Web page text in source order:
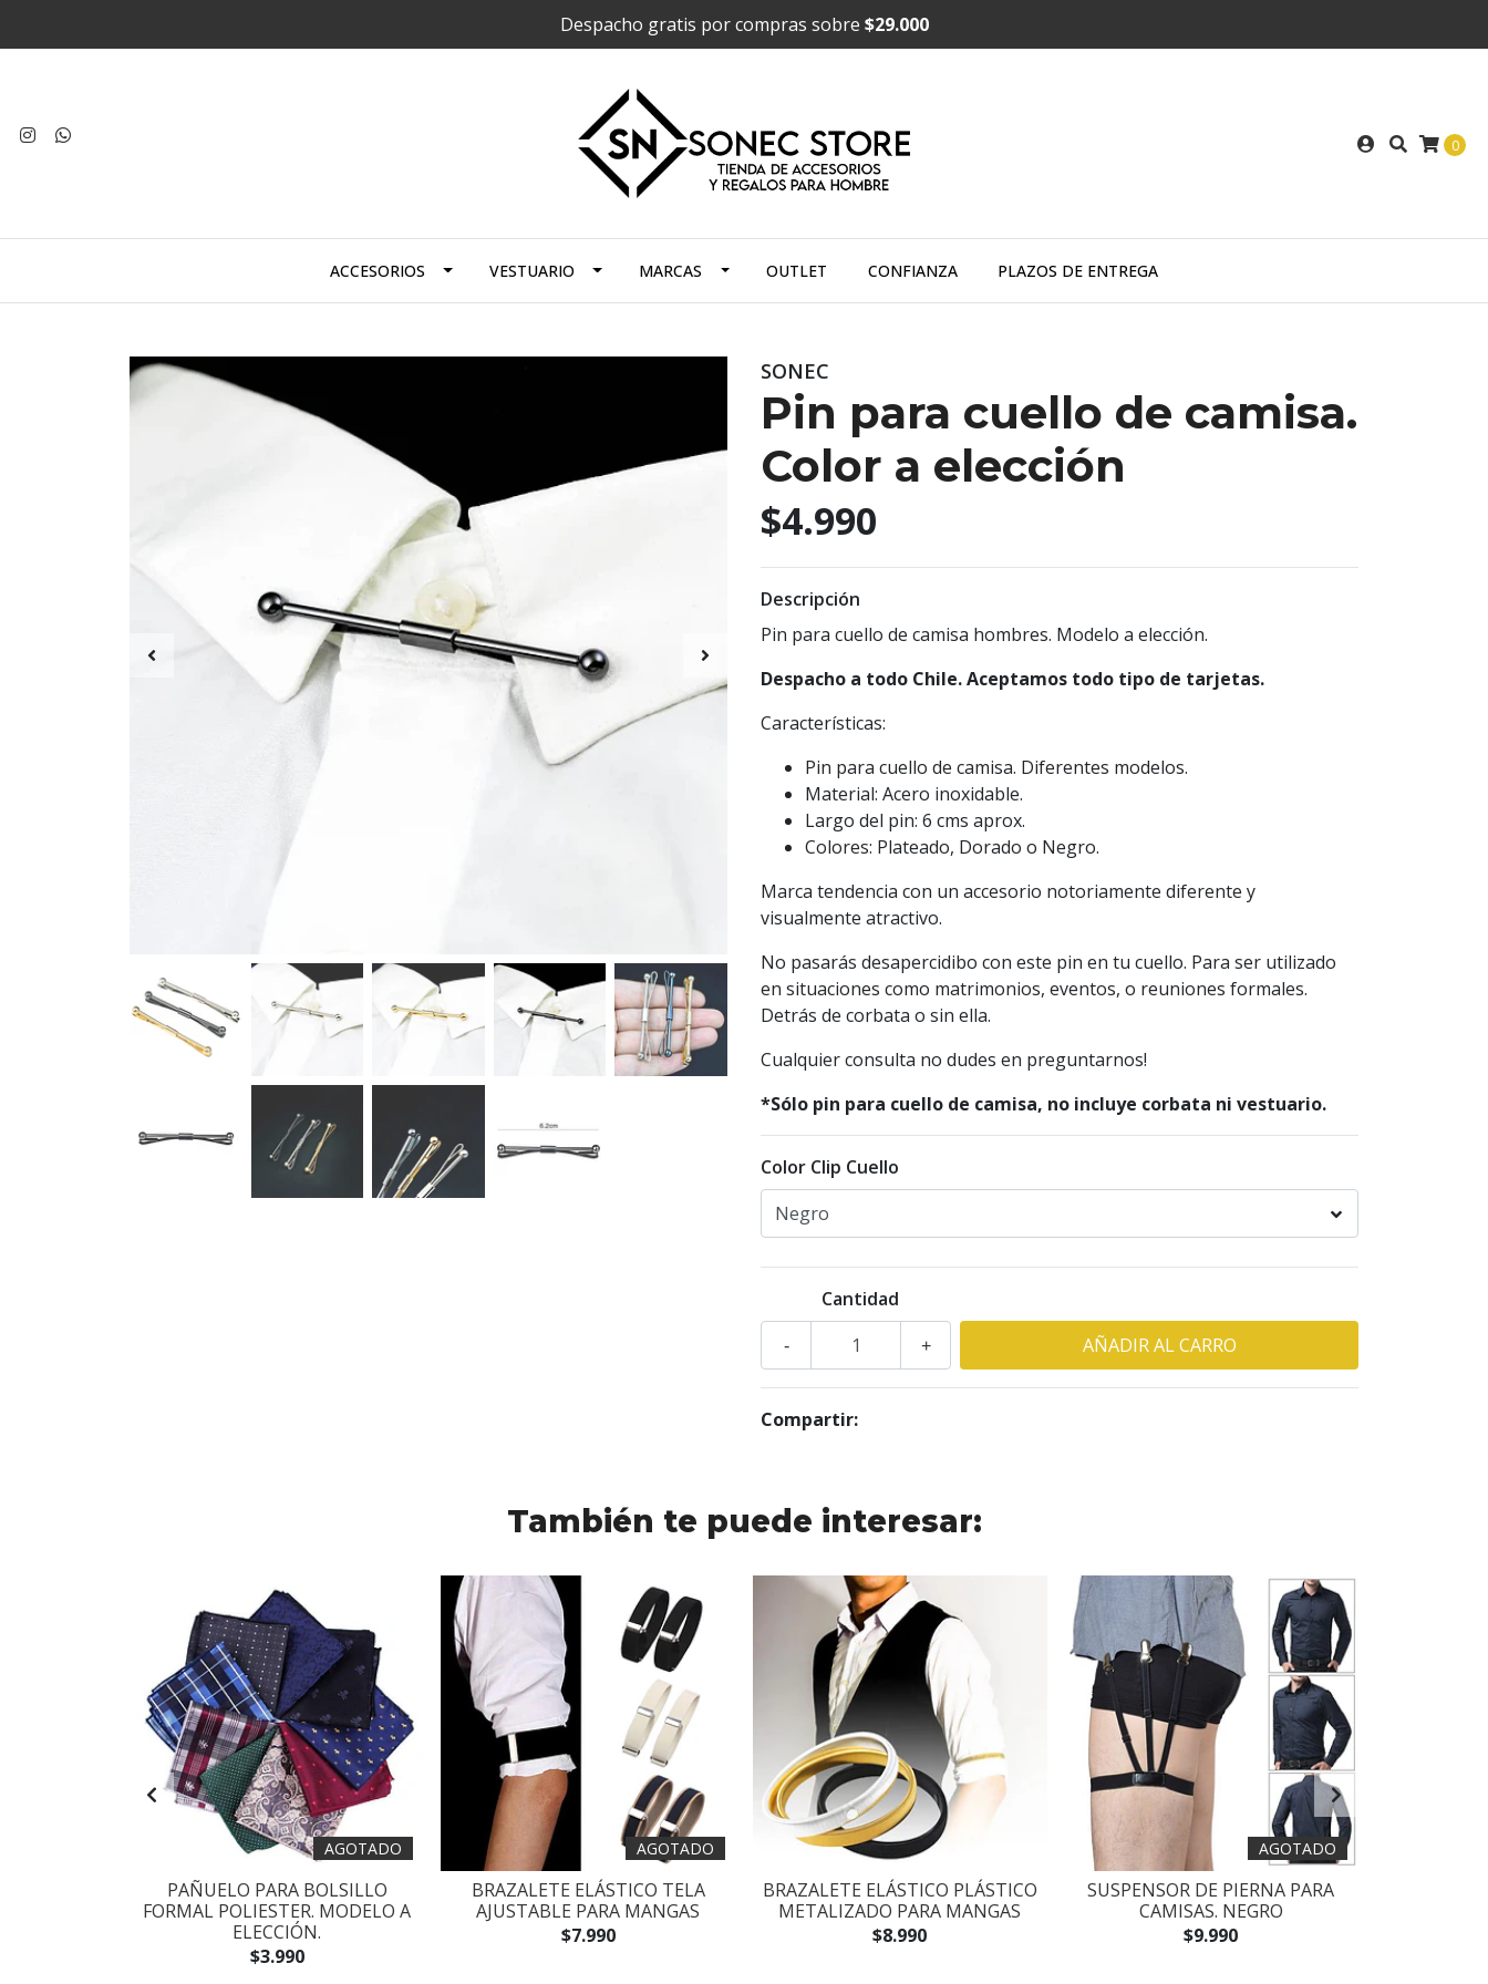
Despacho gratis por compras sobre $29.000
0
ACCESORIOS VESTUARIO MARCAS OUTLET CONFIANZA PLAZOS DE ENTREGA
SONEC
Pin para cuello de camisa.
Color a elección
$4.990
Descripción
Pin para cuello de camisa hombres. Modelo a elección.
Despacho a todo Chile. Aceptamos todo tipo de tarjetas.
Características:
Pin para cuello de camisa. Diferentes modelos.
Material: Acero inoxidable.
Largo del pin: 6 cms aprox.
Colores: Plateado, Dorado o Negro.
Marca tendencia con un accesorio notoriamente diferente y
visualmente atractivo.
No pasarás desapercidibo con este pin en tu cuello. Para ser utilizado
en situaciones como matrimonios, eventos, o reuniones formales.
Detrás de corbata o sin ella.
Cualquier consulta no dudes en preguntarnos!
*Sólo pin para cuello de camisa, no incluye corbata ni vestuario.
Color Clip Cuello
Cantidad
+
-
Compartir:
También te puede interesar:
AGOTADO
PAÑUELO PARA BOLSILLO
FORMAL POLIESTER. MODELO A
ELECCIÓN.
$3.990
AGOTADO
BRAZALETE ELÁSTICO TELA
AJUSTABLE PARA MANGAS
$7.990
BRAZALETE ELÁSTICO PLÁSTICO
METALIZADO PARA MANGAS
$8.990
AGOTADO
SUSPENSOR DE PIERNA PARA
CAMISAS. NEGRO
$9.990